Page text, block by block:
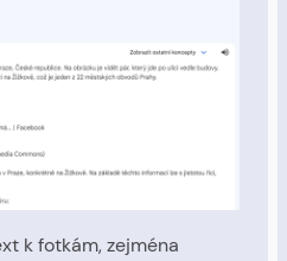
k fotkám, zejména